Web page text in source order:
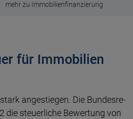
mehr zu Immobilienfinanzierung
für Immobilien
an­ge­stie­gen. Die Bun­des­re­
die steuer­liche Be­wer­tung von